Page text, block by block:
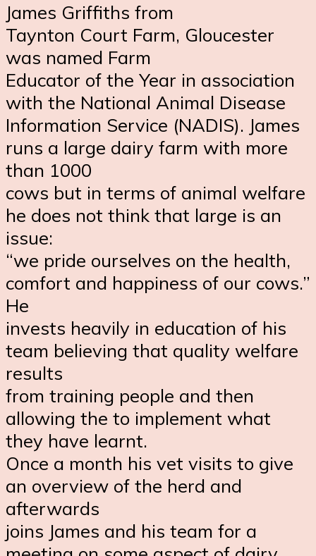
James Griffiths from
Taynton Court Farm, Gloucester
was named Farm
Educator of the Year in association
with the National Animal Disease
Information Service (NADIS). James
runs a large dairy farm with more
than 1000
cows but in terms of animal welfare
he does not think that large is an
issue:
“we pride ourselves on the health,
comfort and happiness of our cows.”
He
invests heavily in education of his
team believing that quality welfare
results
from training people and then
allowing the to implement what
they have learnt.
Once a month his vet visits to give
an overview of the herd and
afterwards
joins James and his team for a